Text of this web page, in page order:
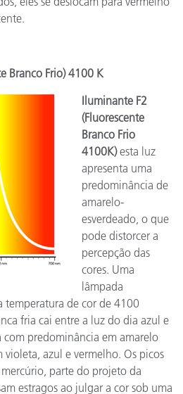
Branco Frio) 4100 K
Iluminante F2
(Fluorescente
Branco Frio
4100K)esta luz
apresenta uma
predominância de
amarelo-
esverdeado, o que
pode distorcer a
percepção das
cores. Uma
lâmpada
temperatura de cor de 4100
fria cai entre a luz do dia azul e
com predominância em amarelo
violeta, azul e vermelho. Os picos
parte do projeto da
estragos ao julgar a cor sob uma